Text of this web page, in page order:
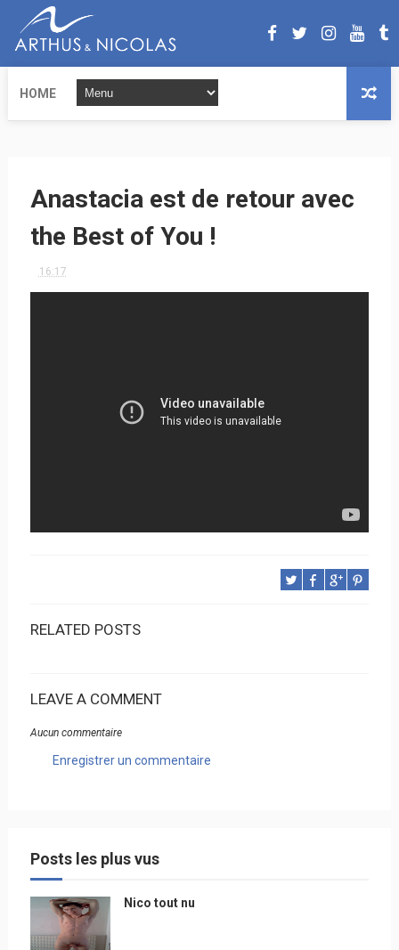
HOME
Anastacia est de retour avec
the Best of You !
16:17
RELATED POSTS
LEAVE A COMMENT
Aucun commentaire
Enregistrer un commentaire
Posts les plus vus
Nico tout nu